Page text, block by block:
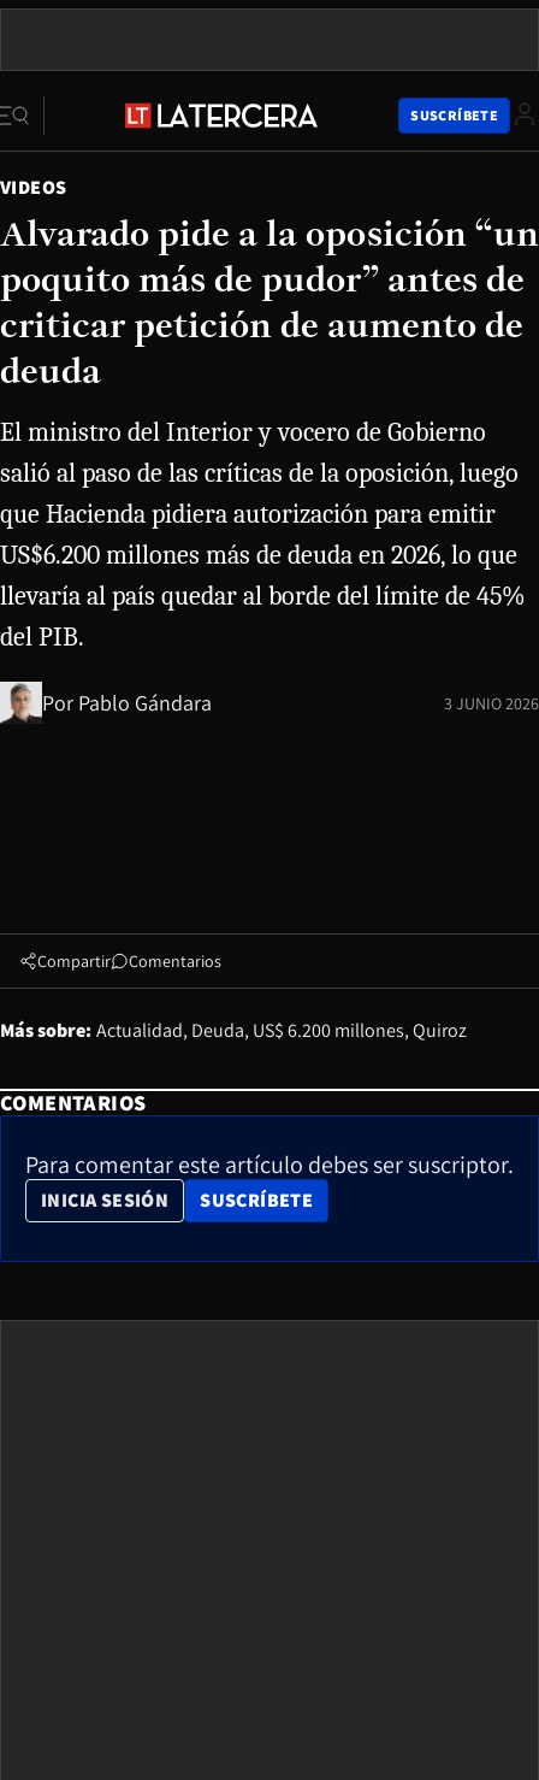
SUSCRÍBETE
VIDEOS
Alvarado pide a la oposición “un
poquito más de pudor” antes de
criticar petición de aumento de
deuda
El ministro del Interior y vocero de Gobierno
salió al paso de las críticas de la oposición, luego
que Hacienda pidiera autorización para emitir
US$6.200 millones más de deuda en 2026, lo que
llevaría al país quedar al borde del límite de 45%
del PIB.
Por Pablo Gándara 3 JUNIO 2026
Compartir Comentarios
Más sobre:Actualidad Deuda US$ 6.200 millones Quiroz
COMENTARIOS
Para comentar este artículo debes ser suscriptor.
INICIA SESIÓN SUSCRÍBETE
OPENS IN NEW WINDOW